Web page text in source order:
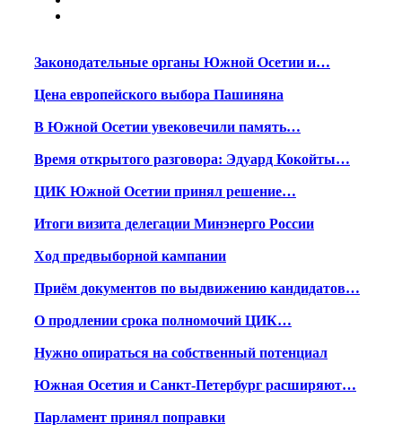
Законодательные органы Южной Осетии и…
Цена европейского выбора Пашиняна
В Южной Осетии увековечили память…
Время открытого разговора: Эдуард Кокойты…
ЦИК Южной Осетии принял решение…
Итоги визита делегации Минэнерго России
Ход предвыборной кампании
Приём документов по выдвижению кандидатов…
О продлении срока полномочий ЦИК…
Нужно опираться на собственный потенциал
Южная Осетия и Санкт-Петербург расширяют…
Парламент принял поправки